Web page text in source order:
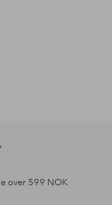
over 599 NOK